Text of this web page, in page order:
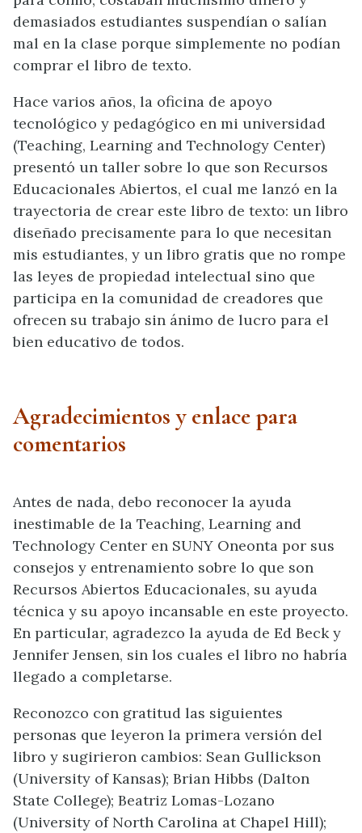
demasiados estudiantes suspendían o salían
mal en la clase porque simplemente no podían
comprar el libro de texto.
Hace varios años, la oficina de apoyo
tecnológico y pedagógico en mi universidad
(Teaching, Learning and Technology Center)
presentó un taller sobre lo que son Recursos
Educacionales Abiertos, el cual me lanzó en la
trayectoria de crear este libro de texto: un libro
diseñado precisamente para lo que necesitan
mis estudiantes, y un libro gratis que no rompe
las leyes de propiedad intelectual sino que
participa en la comunidad de creadores que
ofrecen su trabajo sin ánimo de lucro para el
bien educativo de todos.
Agradecimientos y enlace para
comentarios
Antes de nada, debo reconocer la ayuda
inestimable de la Teaching, Learning and
Technology Center en SUNY Oneonta por sus
consejos y entrenamiento sobre lo que son
Recursos Abiertos Educacionales, su ayuda
técnica y su apoyo incansable en este proyecto.
En particular, agradezco la ayuda de Ed Beck y
Jennifer Jensen, sin los cuales el libro no habría
llegado a completarse.
Reconozco con gratitud las siguientes
personas que leyeron la primera versión del
libro y sugirieron cambios: Sean Gullickson
(University of Kansas); Brian Hibbs (Dalton
State College); Beatriz Lomas-Lozano
(University of North Carolina at Chapel Hill);